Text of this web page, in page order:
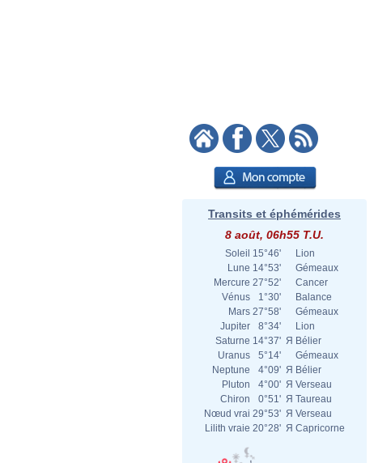
Transits et éphémérides
8 août, 06h55 T.U.
Soleil 15°46'
Lion
Lune 14°53'
Gémeaux
Mercure 27°52'
Cancer
Vénus
1°30'
Balance
Mars 27°58'
Gémeaux
Jupiter
8°34'
Lion
Saturne 14°37' Я Bélier
Uranus
5°14'
Gémeaux
Neptune
4°09' Я Bélier
Pluton
4°00' Я Verseau
Chiron
0°51' Я Taureau
Nœud vrai 29°53' Я Verseau
Lilith vraie 20°28' Я Capricorne